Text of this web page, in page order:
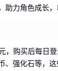
助力角色成长，
，购买后每日
、强化石等，